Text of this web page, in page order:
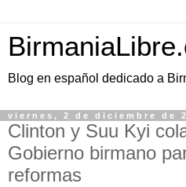
Blog en español dedicado a
viernes, 2 de diciembre de
Clinton y Suu Kyi
Gobierno birmano
reformas